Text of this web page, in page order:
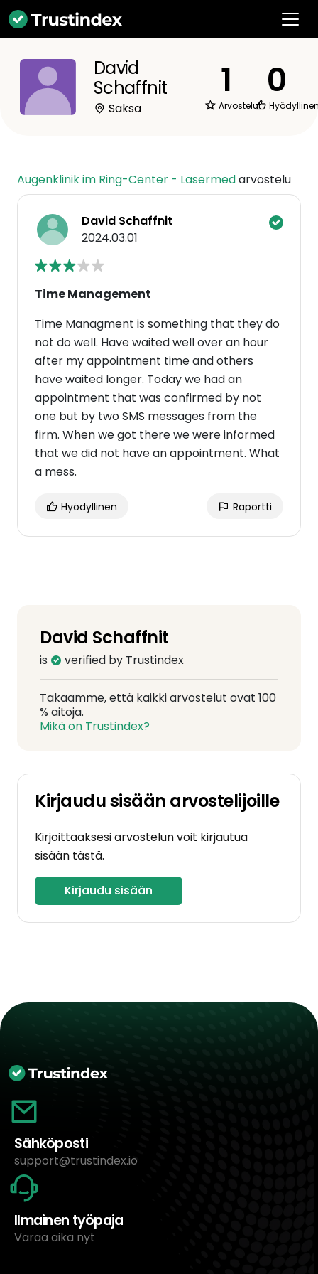
David
Schaffnit
Saksa
1
Arvostelut
0
Augenklinik im Ring-Center - Lasermedarvostelu
David Schaffnit
2024.03.01
Time Management
Time Managment is something that they do
not do well. Have waited well over an hour
after my appointment time and others
have waited longer. Today we had an
appointment that was confirmed by not
one but by two SMS messages from the
firm. When we got there we were informed
that we did not have an appointment. What
a mess.
Hyödyllinen Raportti
David Schaffnit
is verified by Trustindex
Takaamme, että kaikki arvostelut ovat 100
% aitoja.
Mikä on Trustindex?
Kirjaudu sisään arvostelijoille
Kirjoittaaksesi arvostelun voit kirjautua
sisään tästä.
Kirjaudu sisään
Sähköposti
support@trustindex.io
Ilmainen työpaja
Varaa aika nyt